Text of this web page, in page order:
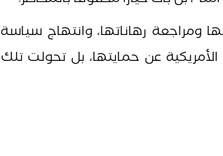
ومراجعة رهاناتها، وانتهاج سياسة
عن حمايتها، بل تحولت تلك